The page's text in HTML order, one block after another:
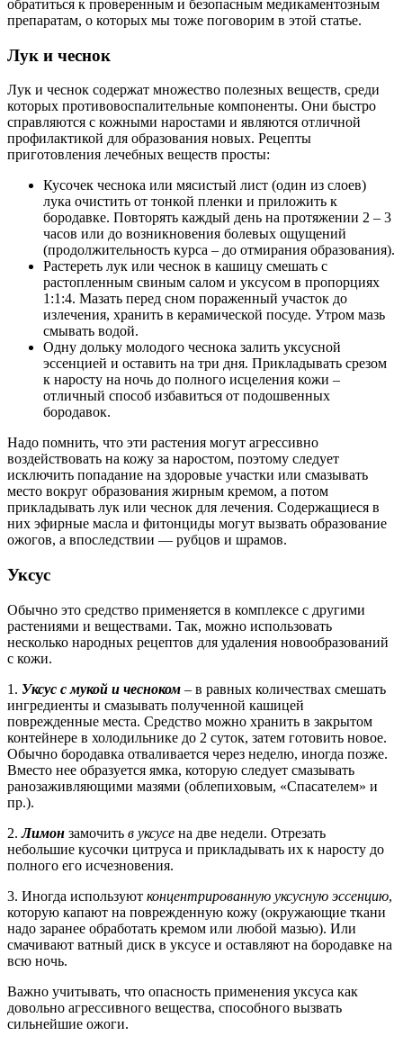
обратиться к проверенным и безопасным медикаментозным
препаратам, о которых мы тоже поговорим в этой статье.
Лук и чеснок
Лук и чеснок содержат множество полезных веществ, среди
которых противовоспалительные компоненты. Они быстро
справляются с кожными наростами и являются отличной
профилактикой для образования новых. Рецепты
приготовления лечебных веществ просты:
Кусочек чеснока или мясистый лист (один из слоев)
лука очистить от тонкой пленки и приложить к
бородавке. Повторять каждый день на протяжении 2 – 3
часов или до возникновения болевых ощущений
(продолжительность курса – до отмирания образования).
Растереть лук или чеснок в кашицу смешать с
растопленным свиным салом и уксусом в пропорциях
1:1:4. Мазать перед сном пораженный участок до
излечения, хранить в керамической посуде. Утром мазь
смывать водой.
Одну дольку молодого чеснока залить уксусной
эссенцией и оставить на три дня. Прикладывать срезом
к наросту на ночь до полного исцеления кожи –
отличный способ избавиться от подошвенных
бородавок.
Надо помнить, что эти растения могут агрессивно
воздействовать на кожу за наростом, поэтому следует
исключить попадание на здоровые участки или смазывать
место вокруг образования жирным кремом, а потом
прикладывать лук или чеснок для лечения. Содержащиеся в
них эфирные масла и фитонциды могут вызвать образование
ожогов, а впоследствии — рубцов и шрамов.
Уксус
Обычно это средство применяется в комплексе с другими
растениями и веществами. Так, можно использовать
несколько народных рецептов для удаления новообразований
с кожи.
1. Уксус с мукой и чесноком – в равных количествах смешать
ингредиенты и смазывать полученной кашицей
поврежденные места. Средство можно хранить в закрытом
контейнере в холодильнике до 2 суток, затем готовить новое.
Обычно бородавка отваливается через неделю, иногда позже.
Вместо нее образуется ямка, которую следует смазывать
ранозаживляющими мазями (облепиховым, «Спасателем» и
пр.).
2.Лимон замочить в уксусе на две недели. Отрезать
небольшие кусочки цитруса и прикладывать их к наросту до
полного его исчезновения.
3. Иногда используют концентрированную уксусную эссенцию,
которую капают на поврежденную кожу (окружающие ткани
надо заранее обработать кремом или любой мазью). Или
смачивают ватный диск в уксусе и оставляют на бородавке на
всю ночь.
Важно учитывать, что опасность применения уксуса как
довольно агрессивного вещества, способного вызвать
сильнейшие ожоги.